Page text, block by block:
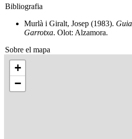
Bibliografia
Murlà i Giralt, Josep (1983).
Garrotxa. Olot: Alzamora.
Sobre el mapa
+
−